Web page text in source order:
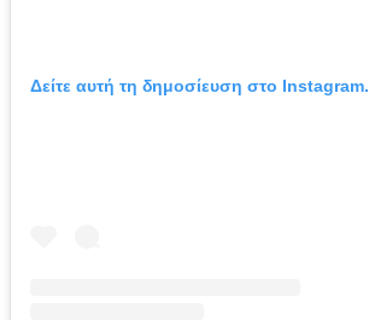
Δείτε αυτή τη δημοσίευση στο Instagram.